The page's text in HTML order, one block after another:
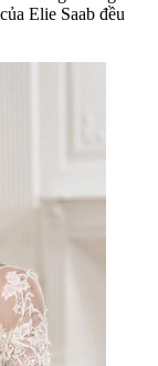
của Elie Saab đều